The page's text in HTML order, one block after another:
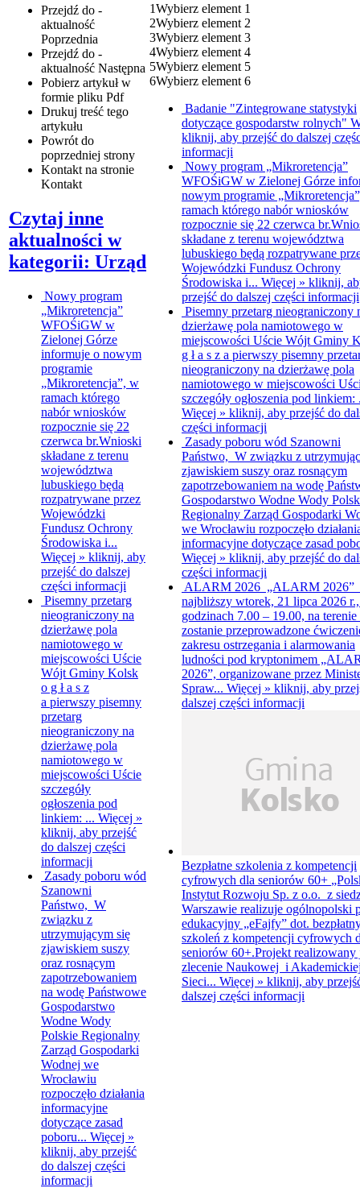
Przejdź do -
aktualność
Poprzednia
Przejdź do -
aktualność Następna
Pobierz artykuł w
formie pliku Pdf
Drukuj treść tego
artykułu
Powrót do
poprzedniej strony
Kontakt na stronie
Kontakt
Czytaj inne
aktualności w
kategorii: Urząd
Nowy program
„Mikroretencja”
WFOŚiGW w
Zielonej Górze
informuje o nowym
programie
„Mikroretencja”, w
ramach którego
nabór wniosków
rozpocznie się 22
czerwca br.Wnioski
składane z terenu
województwa
lubuskiego będą
rozpatrywane przez
Wojewódzki
Fundusz Ochrony
Środowiska i...
Więcej » kliknij, aby
przejść do dalszej
części informacji
Pisemny przetarg
nieograniczony na
dzierżawę pola
namiotowego w
miejscowości Uście
Wójt Gminy Kolsk
o g ł a s z
a pierwszy pisemny
przetarg
nieograniczony na
dzierżawę pola
namiotowego w
miejscowości Uście
szczegóły
ogłoszenia pod
linkiem: ... Więcej »
kliknij, aby przejść
do dalszej części
informacji
Zasady poboru wód
Szanowni
Państwo, W
związku z
utrzymującym się
zjawiskiem suszy
oraz rosnącym
zapotrzebowaniem
na wodę Państwowe
Gospodarstwo
Wodne Wody
Polskie Regionalny
Zarząd Gospodarki
Wodnej we
Wrocławiu
rozpoczęło działania
informacyjne
dotyczące zasad
poboru... Więcej »
kliknij, aby przejść
do dalszej części
informacji
1Wybierz element 1
2Wybierz element 2
3Wybierz element 3
4Wybierz element 4
5Wybierz element 5
6Wybierz element 6
Badanie "Zintegrowane statystyki
dotyczące gospodarstw rolnych"
kliknij, aby przejść do dalszej
informacji
Nowy program „Mikroretencja”
WFOŚiGW w Zielonej Górze
nowym programie
ramach którego nabór wniosków
rozpocznie się 22 czerwca
składane z terenu województwa
lubuskiego będą rozpatrywane
Wojewódzki Fundusz Ochrony
Środowiska i... Więcej » kliknij,
przejść do dalszej części informacji
Pisemny przetarg nieograniczony
dzierżawę pola namiotowego w
miejscowości Uście Wójt Gminy
g ł a s z a pierwszy pisemny
nieograniczony na dzierżawę pola
namiotowego w miejscowości
szczegóły ogłoszenia pod linkiem:
Więcej » kliknij, aby przejść do
części informacji
Zasady poboru wód Szanowni
Państwo, W związku z
zjawiskiem suszy oraz rosnącym
zapotrzebowaniem na wodę
Gospodarstwo Wodne Wody
Regionalny Zarząd Gospodarki
we Wrocławiu rozpoczęło
informacyjne dotyczące zasad
Więcej » kliknij, aby przejść do
części informacji
ALARM 2026 „ALARM 2026”
najbliższy wtorek, 21 lipca 2026
godzinach 7.00 – 19.00, na
zostanie przeprowadzone
zakresu ostrzegania i alarmowania
ludności pod kryptonimem
2026”, organizowane przez
Spraw... Więcej » kliknij, aby
dalszej części informacji
Bezpłatne szkolenia z kompetencji
cyfrowych dla seniorów 60+
Instytut Rozwoju Sp. z o.o. z
Warszawie realizuje ogólnopolski
edukacyjny „eFajfy” dot.
szkoleń z kompetencji cyfrowych
seniorów 60+.Projekt realizowany
zlecenie Naukowej i
Sieci... Więcej » kliknij, aby
dalszej części informacji